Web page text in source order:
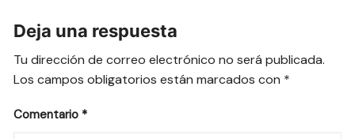
Deja una respuesta
Tu dirección de correo electrónico no será publicada.
Los campos obligatorios están marcados con *
Comentario *